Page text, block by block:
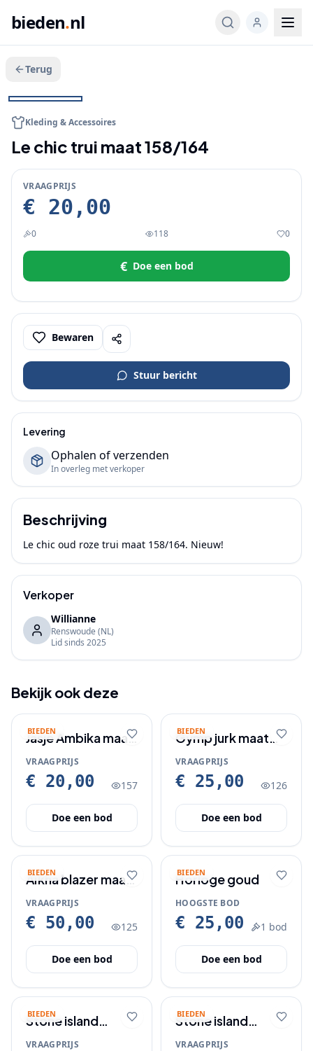
bieden.nl
Terug
Veeg voor meer
Kleding & Accessoires
Le chic trui maat 158/164
VRAAGPRIJS
€ 20,00
0 118 0
€ Doe een bod
Bewaren
Stuur bericht
Levering
Ophalen of verzenden
In overleg met verkoper
Beschrijving
Le chic oud roze trui maat 158/164. Nieuw!
Verkoper
Willianne
Renswoude (NL)
Lid sinds 2025
Bekijk ook deze
BIEDEN
Jasje Ambika maat
one size
VRAAGPRIJS
€ 20,00 157
Doe een bod
BIEDEN
Gymp jurk maat
80
VRAAGPRIJS
€ 25,00 126
Doe een bod
BIEDEN
Aïkha blazer maat
M
VRAAGPRIJS
€ 50,00 125
Doe een bod
BIEDEN
Horloge goud
HOOGSTE BOD
€ 25,00 1 bod
Doe een bod
BIEDEN
Stone island
zwembroek wit
VRAAGPRIJS
BIEDEN
Stone island
zwembroek maat
VRAAGPRIJS